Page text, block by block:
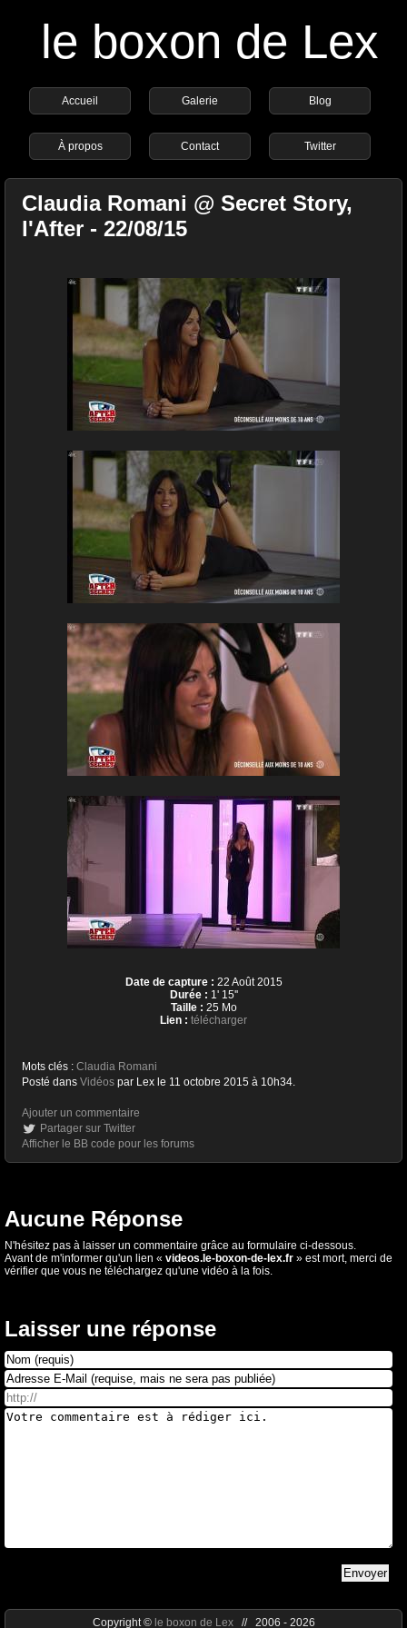
le boxon de Lex
Accueil Galerie Blog
À propos Contact Twitter
Claudia Romani @ Secret Story,
l'After - 22/08/15
Date de capture : 22 Août 2015
Durée : 1' 15''
Taille : 25 Mo
Lien : télécharger
Mots clés : Claudia Romani
Posté dans Vidéos par Lex le 11 octobre 2015 à 10h34.
Ajouter un commentaire
Partager sur Twitter
Afficher le BB code pour les forums
Aucune Réponse
N'hésitez pas à laisser un commentaire grâce au formulaire ci-dessous.
Avant de m'informer qu'un lien « videos.le-boxon-de-lex.fr » est mort, merci de
vérifier que vous ne téléchargez qu'une vidéo à la fois.
Laisser une réponse
Copyright © le boxon de Lex// 2006 - 2026